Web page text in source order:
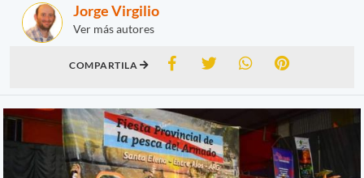
Jorge Virgilio
Ver más autores
COMPARTILA